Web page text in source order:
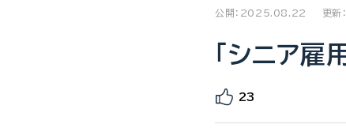
公開：2025.08.22 更
「シニア
23